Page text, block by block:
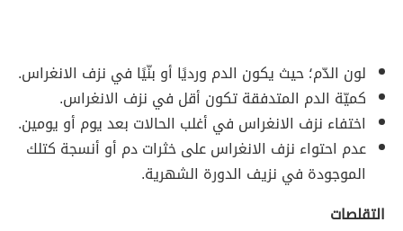
لون الدّم؛ حيث يكون الدم ورديًا أو بنّيًا في نزف الانغراس.
كميّة الدم المتدفقة تكون أقل في نزف الانغراس.
اختفاء نزف الانغراس في أغلب الحالات بعد يوم أو يومين.
عدم احتواء نزف الانغراس على خثرات دم أو أنسجة كتلك
الموجودة في نزيف الدورة الشهرية.
التقلصات